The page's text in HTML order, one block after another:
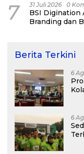
7 31 Juli 2026 0
BSI Digination
Branding dan
Berita Terkini
6
6